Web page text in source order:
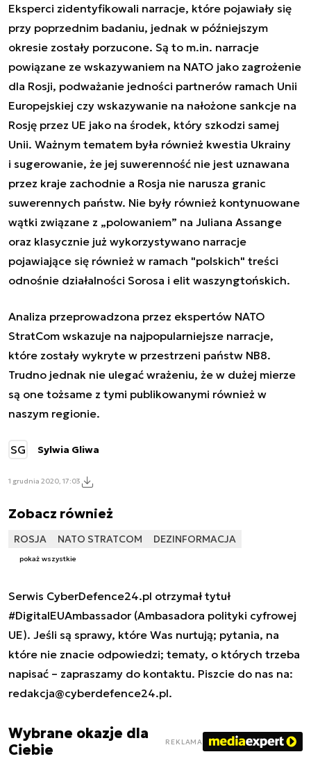
Eksperci zidentyfikowali narracje, które pojawiały się
przy poprzednim badaniu, jednak w późniejszym
okresie zostały porzucone. Są to m.in. narracje
powiązane ze wskazywaniem na NATO jako zagrożenie
dla Rosji, podważanie jedności partnerów ramach Unii
Europejskiej czy wskazywanie na nałożone sankcje na
Rosję przez UE jako na środek, który szkodzi samej
Unii. Ważnym tematem była również kwestia Ukrainy
i sugerowanie, że jej suwerenność nie jest uznawana
przez kraje zachodnie a Rosja nie narusza granic
suwerennych państw. Nie były również kontynuowane
wątki związane z „polowaniem” na Juliana Assange
oraz klasycznie już wykorzystywano narracje
pojawiające się również w ramach "polskich" treści
odnośnie działalności Sorosa i elit waszyngtońskich.
Analiza przeprowadzona przez ekspertów NATO
StratCom wskazuje na najpopularniejsze narracje,
które zostały wykryte w przestrzeni państw NB8.
Trudno jednak nie ulegać wrażeniu, że w dużej mierze
są one tożsame z tymi publikowanymi również w
naszym regionie.
SG Sylwia Gliwa
1 grudnia 2020, 17:03
Zobacz również
ROSJA NATO STRATCOM DEZINFORMACJA
pokaż wszystkie
Serwis CyberDefence24.pl otrzymał tytuł
#DigitalEUAmbassador (Ambasadora polityki cyfrowej
UE). Jeśli są sprawy, które Was nurtują; pytania, na
które nie znacie odpowiedzi; tematy, o których trzeba
napisać – zapraszamy do kontaktu. Piszcie do nas na:
redakcja@cyberdefence24.pl.
Wybrane okazje dla
Ciebie
REKLAMA